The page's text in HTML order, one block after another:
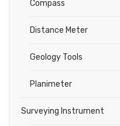
Compass
Distance Meter
Geology Tools
Planimeter
Surveying Instrument